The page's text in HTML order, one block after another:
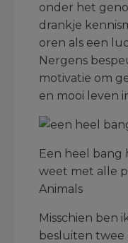
onder het
drankje
oren als een
Nergens
motivatie om
en mooi leven
Een heel bang
weet met alle
Animals
Misschien ben
besluiten twee